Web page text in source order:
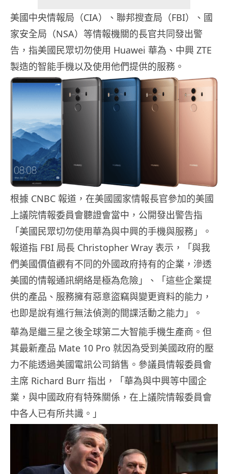
美國中央情報局（CIA）、聯邦搜查局（FBI）、國
家安全局（NSA）等情報機關的長官共同發出警
告，指美國民眾切勿使用 Huawei 華為、中興 ZTE
製造的智能手機以及使用他們提供的服務。
根據 CNBC 報道，在美國國家情報長官參加的美國
上議院情報委員會聽證會當中，公開發出警告指
「美國民眾切勿使用華為與中興的手機與服務」。
報道指 FBI 局長 Christopher Wray 表示，「與我
們美國價值觀有不同的外國政府持有的企業，滲透
美國的情報通訊網絡是極為危險」、「這些企業提
供的產品、服務擁有惡意盜竊與變更資料的能力，
也即是說有進行無法偵測的間諜活動之能力」。
華為是繼三星之後全球第二大智能手機生產商。但
其最新產品 Mate 10 Pro 就因為受到美國政府的壓
力不能透過美國電訊公司銷售。參議員情報委員會
主席 Richard Burr 指出，「華為與中興等中國企
業，與中國政府有特殊關係，在上議院情報委員會
中各人已有所共識。」